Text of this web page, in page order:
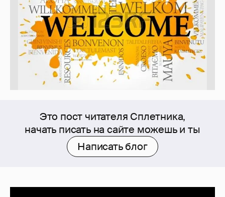
Это пост читателя Сплетника,
начать писать на сайте можешь и ты
Написать блог